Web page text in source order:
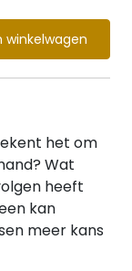
winkelwagen
het om
Wat
heeft
kan
meer kans